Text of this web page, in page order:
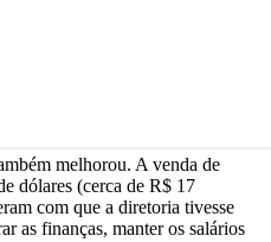
melhorou. A venda de
dólares (cerca de R$ 17
com que a diretoria tivesse
as finanças, manter os salários